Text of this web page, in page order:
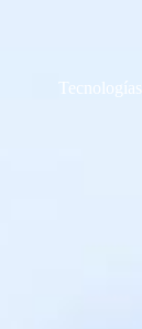
Tecnologías